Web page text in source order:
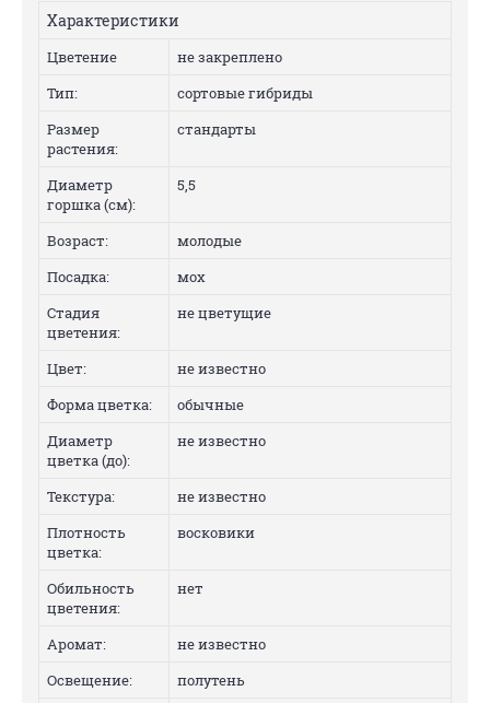
Характеристики
Цветение
не закреплено
Тип:
сортовые гибриды
Размер
растения:
стандарты
Диаметр
горшка (см):
5,5
Возраст:
молодые
Посадка:
мох
Стадия
цветения:
не цветущие
Цвет:
не известно
Форма цветка:
обычные
Диаметр
цветка (до):
не известно
Текстура:
не известно
Плотность
цветка:
восковики
Обильность
цветения:
нет
Аромат:
не известно
Освещение:
полутень